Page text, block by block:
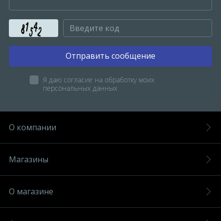
Отправить сообщение
Я даю согласие на обработку моих
персональных данных
О компании
Магазины
О магазине